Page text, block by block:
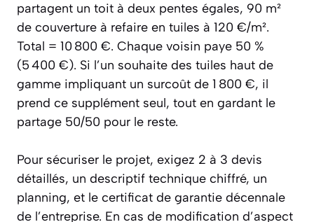
partagent un toit à deux pentes égales, 90 m²
de couverture à refaire en tuiles à 120 €/m².
Total = 10 800 €. Chaque voisin paye 50 %
(5 400 €). Si l’un souhaite des tuiles haut de
gamme impliquant un surcoût de 1 800 €, il
prend ce supplément seul, tout en gardant le
partage 50/50 pour le reste.
Pour sécuriser le projet, exigez 2 à 3 devis
détaillés, un descriptif technique chiffré, un
planning, et le certificat de garantie décennale
de l’entreprise. En cas de modification d’aspect